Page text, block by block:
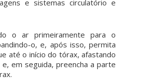
e sistemas circulatório e
o ar primeiramente para o
o, e, após isso, permita
até o início do tórax, afastando
em seguida, preencha a parte